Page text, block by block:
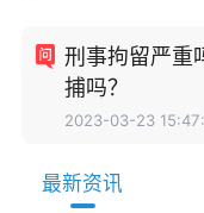
刑事拘留严重
捕吗？
2023-03-23
最新资讯